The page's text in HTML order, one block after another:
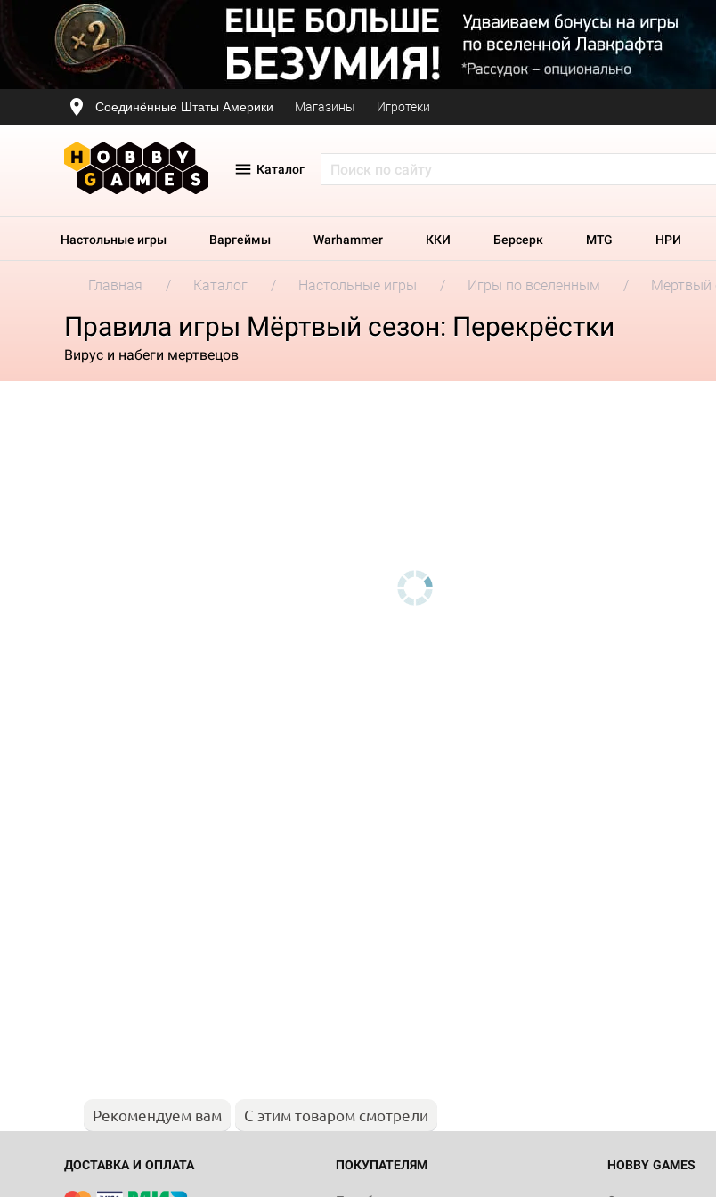
Соединённые Штаты Америки Магазины Игротеки
Каталог
Настольные игры Варгеймы Warhammer ККИ Берсерк MTG НРИ
Главная Каталог Настольные игры Игры по вселенным Мёртвый
Правила игры Мёртвый сезон: Перекрёстки
Вирус и набеги мертвецов
Рекомендуем вам С этим товаром смотрели
ДОСТАВКА И ОПЛАТА ПОКУПАТЕЛЯМ HOBBY GAMES